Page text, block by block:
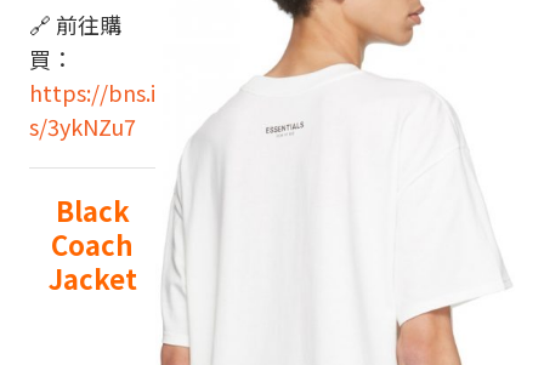
🔗 前往購
買：
https://bns.i
s/3ykNZu7
Black
Coach
Jacket